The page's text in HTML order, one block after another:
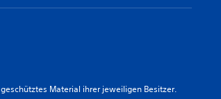
Material ihrer jeweiligen Besitzer.